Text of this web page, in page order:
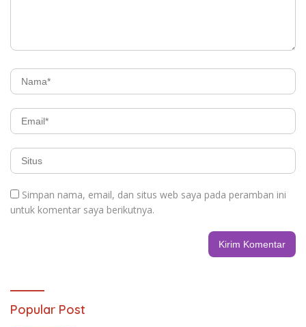
Simpan nama, email, dan situs web saya pada peramban ini
untuk komentar saya berikutnya.
Popular Post